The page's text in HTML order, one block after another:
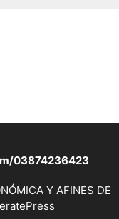
03874236423
Y AFINES DE